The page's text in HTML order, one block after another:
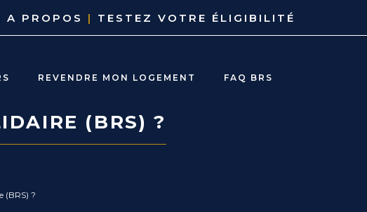
A PROPOS | TESTEZ VOTRE ÉLIGIBILITÉ
REVENDRE MON LOGEMENT FAQ BRS
(BRS) ?
(BRS) ?